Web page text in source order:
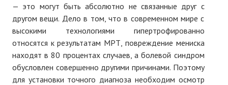
— это могут быть абсолютно не связанные друг с
другом вещи. Дело в том, что в современном мире с
высокими технологиями гипертрофированно
относятся к результатам МРТ, повреждение мениска
находят в 80 процентах случаев, а болевой синдром
обусловлен совершенно другими причинами. Поэтому
для установки точного диагноза необходим осмотр